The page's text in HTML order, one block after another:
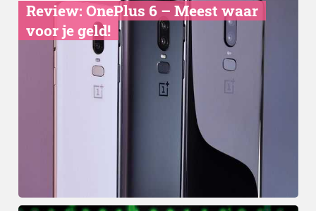
Review: OnePlus 6 – Meest waar
voor je geld!